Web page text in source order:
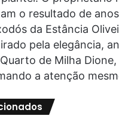
o resultado de
da Estância
pela elegância,
de Milha
a atenção